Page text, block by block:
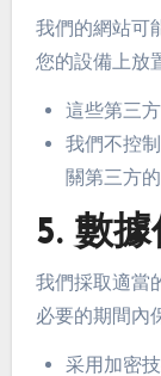
我們的網站可
您的設備上放
這些第三
我們不控
關第三方
5. 數
我們採取適當
必要的期間內
采用加密